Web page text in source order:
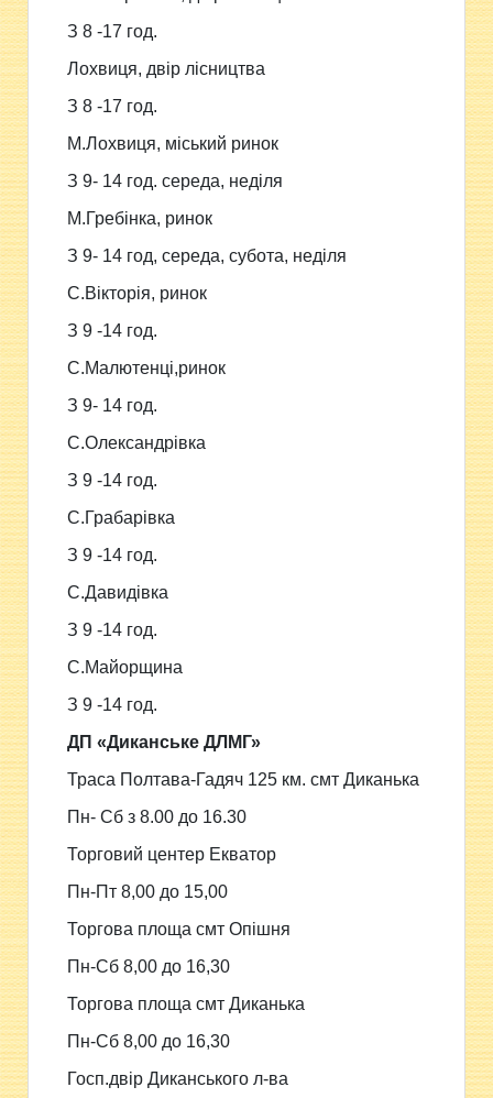
З 8 -17 год.
Лохвиця, двір лісництва
З 8 -17 год.
М.Лохвиця, міський ринок
З 9- 14 год. середа, неділя
М.Гребінка, ринок
З 9- 14 год, середа, субота, неділя
С.Вікторія, ринок
З 9 -14 год.
С.Малютенці,ринок
З 9- 14 год.
С.Олександрівка
З 9 -14 год.
С.Грабарівка
З 9 -14 год.
С.Давидівка
З 9 -14 год.
С.Майорщина
З 9 -14 год.
ДП «Диканське ДЛМГ»
Траса Полтава-Гадяч 125 км. смт Диканька
Пн- Сб з 8.00 до 16.30
Торговий центер Екватор
Пн-Пт 8,00 до 15,00
Торгова площа смт Опішня
Пн-Сб 8,00 до 16,30
Торгова площа смт Диканька
Пн-Сб 8,00 до 16,30
Госп.двір Диканського л-ва